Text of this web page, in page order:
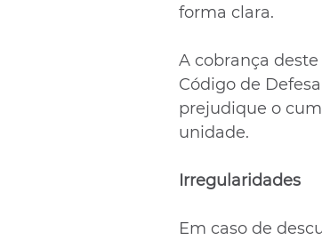
forma clara.
A cobrança
Código de
prejudique o
unidade.
Irregularidades
Em caso de